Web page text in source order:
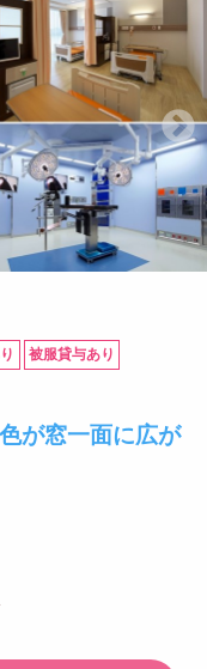
被服貸与あり
が窓一面に広が